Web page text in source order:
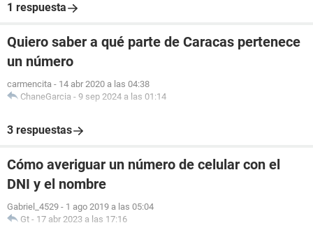
1 respuesta
Quiero saber a qué parte de Caracas pertenece
un número
carmencita - 14 abr 2020 a las 04:38
ChaneGarcia - 9 sep 2024 a las 01:14
3 respuestas
Cómo averiguar un número de celular con el
DNI y el nombre
Gabriel_4529 - 1 ago 2019 a las 05:04
Gt - 17 abr 2023 a las 17:16